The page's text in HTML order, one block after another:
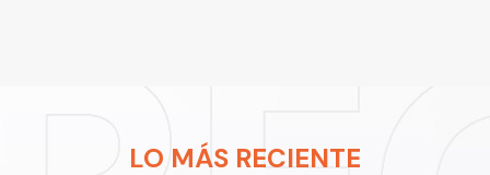
LO MÁS RECIENTE